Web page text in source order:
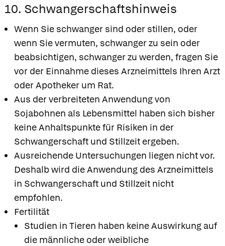
10. Schwangerschaftshinweis
Wenn Sie schwanger sind oder stillen, oder
wenn Sie vermuten, schwanger zu sein oder
beabsichtigen, schwanger zu werden, fragen Sie
vor der Einnahme dieses Arzneimittels Ihren Arzt
oder Apotheker um Rat.
Aus der verbreiteten Anwendung von
Sojabohnen als Lebensmittel haben sich bisher
keine Anhaltspunkte für Risiken in der
Schwangerschaft und Stillzeit ergeben.
Ausreichende Untersuchungen liegen nicht vor.
Deshalb wird die Anwendung des Arzneimittels
in Schwangerschaft und Stillzeit nicht
empfohlen.
Fertilität
Studien in Tieren haben keine Auswirkung auf
die männliche oder weibliche